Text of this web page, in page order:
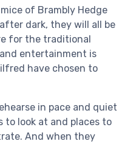
of Brambly Hedge
dark, they will all be
for the traditional
entertainment is
have chosen to
in pace and quiet
to look at and places to
And when they